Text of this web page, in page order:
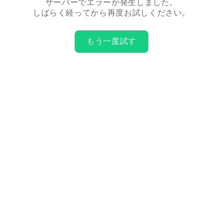
サーバーでエラーが発生しました。
しばらく経ってから再度お試しください。
もう一度試す